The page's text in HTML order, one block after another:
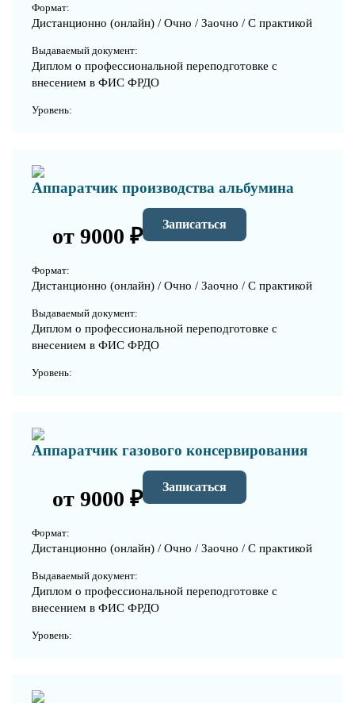
Формат:
Дистанционно (онлайн) / Очно / Заочно / С практикой
Выдаваемый документ:
Диплом о профессиональной переподготовке с
внесением в ФИС ФРДО
Уровень:
Аппаратчик производства альбумина
от 9000 ₽ Записаться
Формат:
Дистанционно (онлайн) / Очно / Заочно / С практикой
Выдаваемый документ:
Диплом о профессиональной переподготовке с
внесением в ФИС ФРДО
Уровень:
Аппаратчик газового консервирования
от 9000 ₽ Записаться
Формат:
Дистанционно (онлайн) / Очно / Заочно / С практикой
Выдаваемый документ:
Диплом о профессиональной переподготовке с
внесением в ФИС ФРДО
Уровень: